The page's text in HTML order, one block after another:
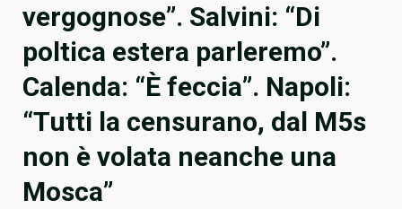
vergognose”. Salvini: “Di
poltica estera parleremo”.
Calenda: “È feccia”. Napoli:
“Tutti la censurano, dal M5s
non è volata neanche una
Mosca”